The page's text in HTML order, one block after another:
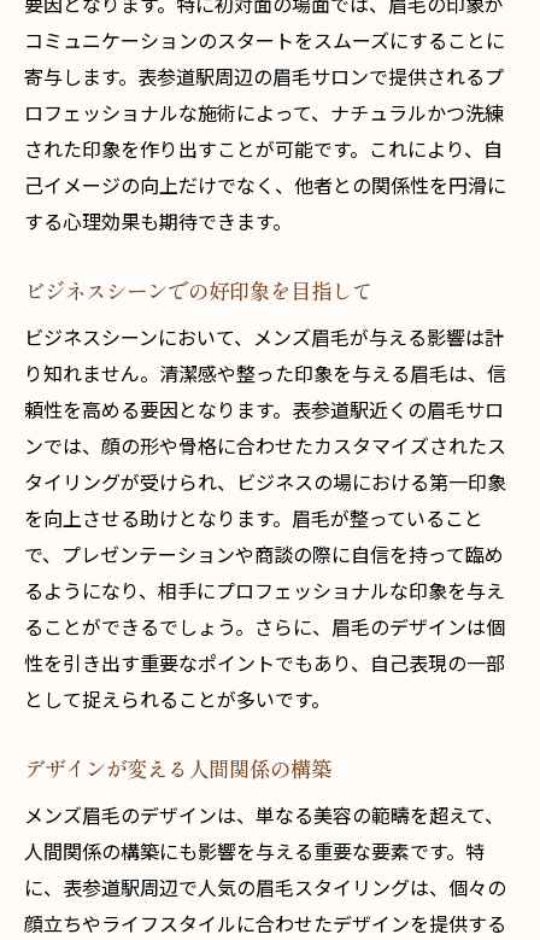
コミュニケーションのスタートをスムーズにすることに
寄与します。表参道駅周辺の眉毛サロンで提供されるプ
ロフェッショナルな施術によって、ナチュラルかつ洗練
された印象を作り出すことが可能です。これにより、自
己イメージの向上だけでなく、他者との関係性を円滑に
する心理効果も期待できます。
ビジネスシーンでの好印象を目指して
ビジネスシーンにおいて、メンズ眉毛が与える影響は計
り知れません。清潔感や整った印象を与える眉毛は、信
頼性を高める要因となります。表参道駅近くの眉毛サロ
ンでは、顔の形や骨格に合わせたカスタマイズされたス
タイリングが受けられ、ビジネスの場における第一印象
を向上させる助けとなります。眉毛が整っていること
で、プレゼンテーションや商談の際に自信を持って臨め
るようになり、相手にプロフェッショナルな印象を与え
ることができるでしょう。さらに、眉毛のデザインは個
性を引き出す重要なポイントでもあり、自己表現の一部
として捉えられることが多いです。
デザインが変える人間関係の構築
メンズ眉毛のデザインは、単なる美容の範疇を超えて、
人間関係の構築にも影響を与える重要な要素です。特
に、表参道駅周辺で人気の眉毛スタイリングは、個々の
顔立ちやライフスタイルに合わせたデザインを提供する